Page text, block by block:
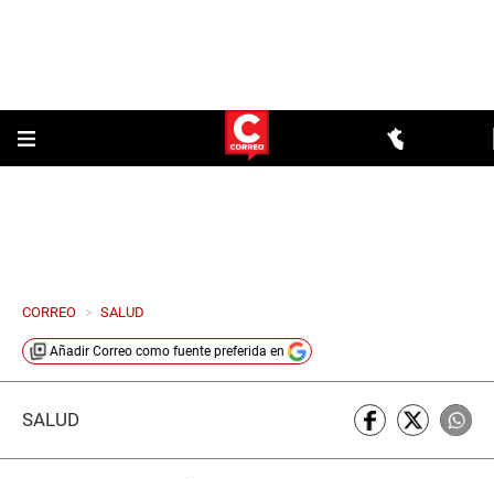
CORREO > SALUD
Añadir Correo como fuente preferida en
SALUD